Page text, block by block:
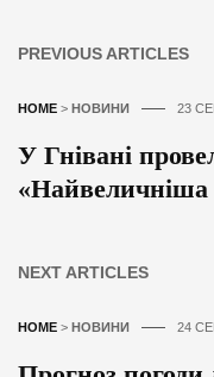
PREVIOUS ARTICLES
HOME > НОВИНИ 23
У Гнівані
«Найвеличніша
NEXT ARTICLES
HOME > НОВИНИ 24